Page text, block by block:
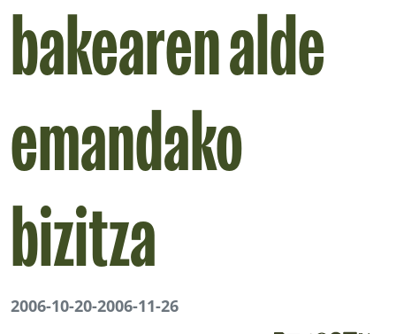
bakearen alde
emandako
bizitza
2006-10-20-2006-11-26